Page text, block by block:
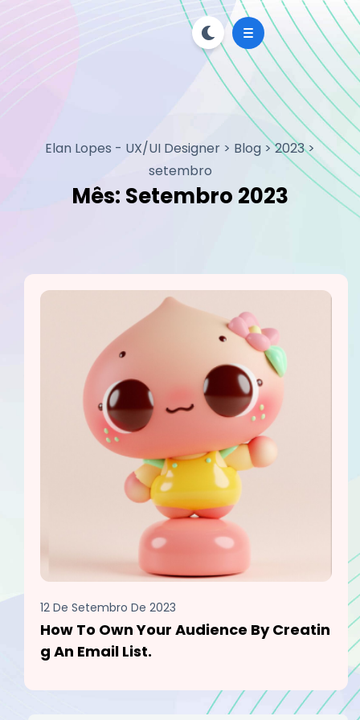
Elan Lopes - UX/UI Designer > Blog >2023>
setembro
Mês: Setembro 2023
12 De Setembro De 2023
How To Own Your Audience By Creatin
G An Email List.